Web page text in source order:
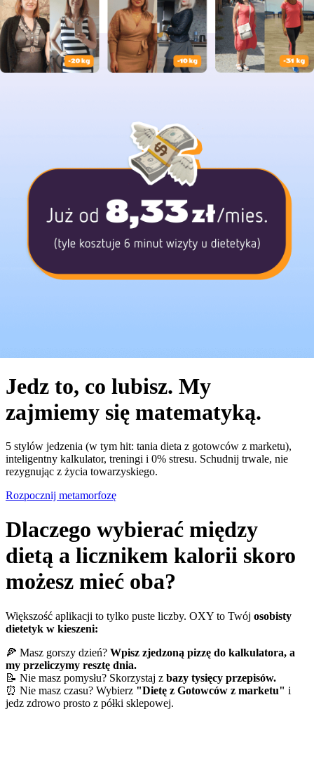
Jedz to, co lubisz. My
zajmiemy się matematyką.
5 stylów jedzenia (w tym hit: tania dieta z gotowców z marketu),
inteligentny kalkulator, treningi i 0% stresu. Schudnij trwale, nie
rezygnując z życia towarzyskiego.
Rozpocznij metamorfozę
Dlaczego wybierać między
dietą a licznikem kalorii skoro
możesz mieć oba?
Większość aplikacji to tylko puste liczby. OXY to Twój osobisty
dietetyk w kieszeni:
🍕 Masz gorszy dzień? Wpisz zjedzoną pizzę do kalkulatora, a
my przeliczymy resztę dnia.
📝 Nie masz pomysłu? Skorzystaj z bazy tysięcy przepisów.
⏰ Nie masz czasu? Wybierz "Dietę z Gotowców z marketu" i
jedz zdrowo prosto z półki sklepowej.